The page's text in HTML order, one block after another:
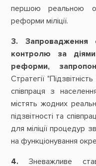
першою реальною
реформи міліції.
3. Запровадження
контролю за
реформи,
Стратегії
співпраця з
містять жодних
підзвітності та
для міліції процедур
на функціонування
4. Зневажливе